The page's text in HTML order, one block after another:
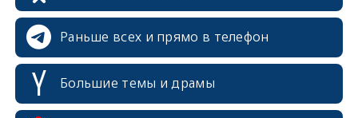
Раньше всех и прямо в телефон
Большие темы и драмы
erid: 2SDnjcrDNw6